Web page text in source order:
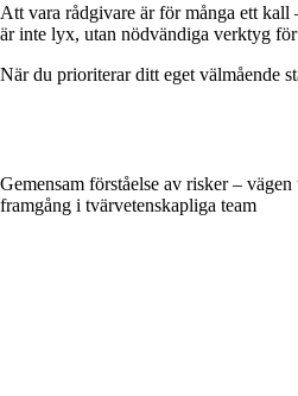
Att vara rådgivare är för många ett
är inte lyx, utan nödvändiga verktyg
När du prioriterar ditt eget välmående
Gemensam förståelse av risker – vägen
framgång i tvärvetenskapliga team